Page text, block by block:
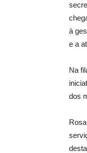
à
e a
Na
dos